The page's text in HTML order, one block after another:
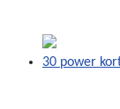
30 power